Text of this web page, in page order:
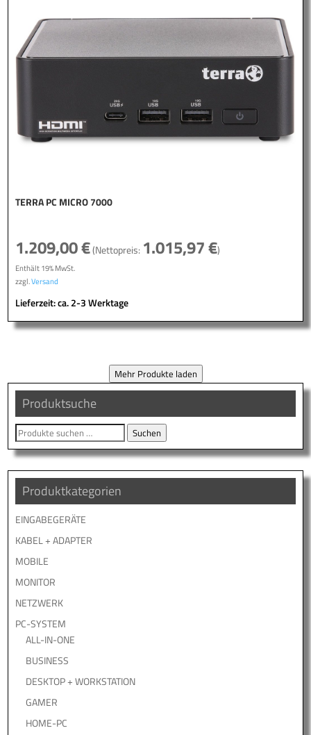
TERRA PC MICRO 7000
1.209,00€(Nettopreis: 1.015,97€)
Enthält 19% MwSt.
zzgl.Versand
Lieferzeit: ca. 2-3 Werktage
Mehr Produkte laden
Produktsuche
Suche
nach:
Suchen
Produktkategorien
EINGABEGERÄTE
KABEL + ADAPTER
MOBILE
MONITOR
NETZWERK
PC-SYSTEM
ALL-IN-ONE
BUSINESS
DESKTOP + WORKSTATION
GAMER
HOME-PC